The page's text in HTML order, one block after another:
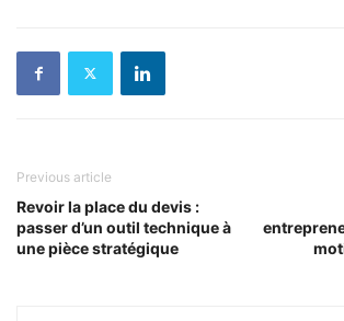
Previous article
Revoir la place du devis :
passer d’un outil technique à
une pièce stratégique